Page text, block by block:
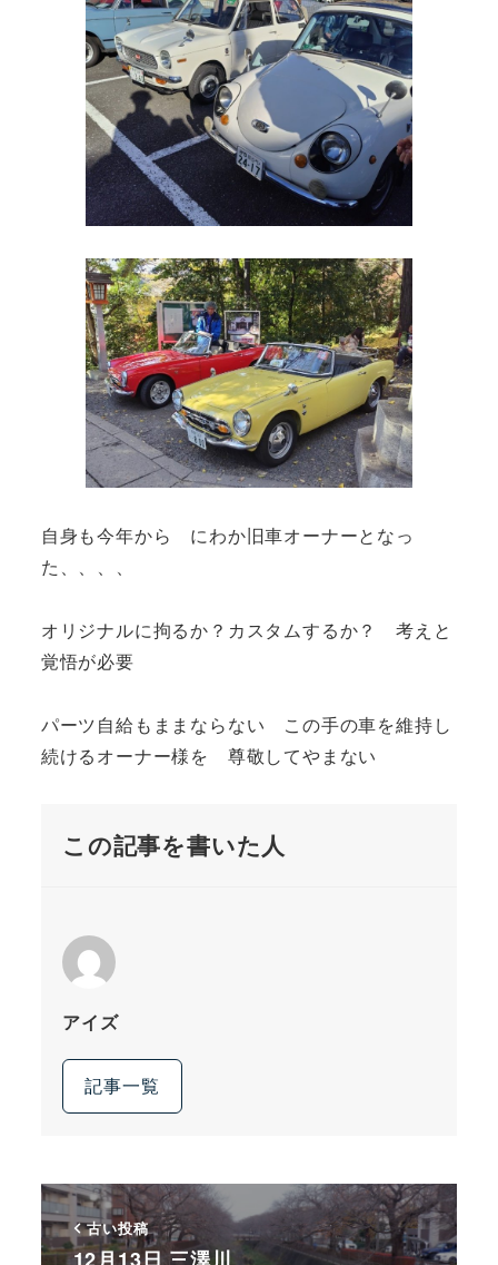
自身も今年から にわか旧車オーナーとなっ
た、、、、
オリジナルに拘るか？カスタムするか？ 考えと
覚悟が必要
パーツ自給もままならない この手の車を維持し
続けるオーナー様を 尊敬してやまない
この記事を書いた人
アイズ
記事一覧
古い投稿
12月13日 三澤川